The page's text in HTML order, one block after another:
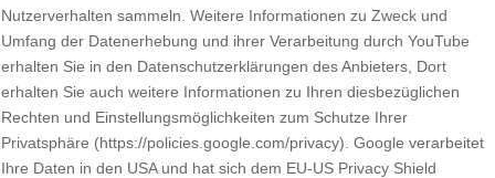
Nutzerverhalten sammeln. Weitere Informationen zu Zweck und
Umfang der Datenerhebung und ihrer Verarbeitung durch YouTube
erhalten Sie in den Datenschutzerklärungen des Anbieters, Dort
erhalten Sie auch weitere Informationen zu Ihren diesbezüglichen
Rechten und Einstellungsmöglichkeiten zum Schutze Ihrer
Privatsphäre (https://policies.google.com/privacy). Google verarbeitet
Ihre Daten in den USA und hat sich dem EU-US Privacy Shield